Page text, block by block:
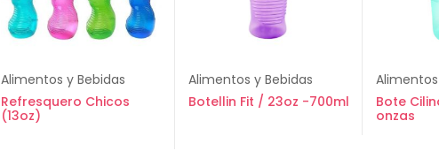
Alimentos y Bebidas
Refresquero Chicos
(13oz)
Alimentos y Bebidas
Botellin Fit / 23oz -700ml
Bote
onzas